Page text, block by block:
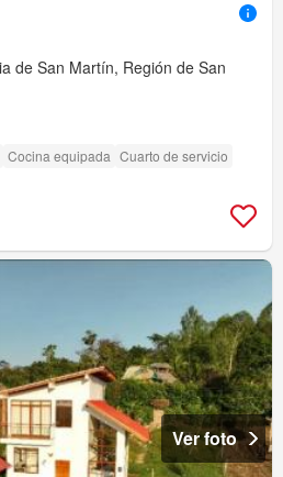
de San Martín, Región de San
Cocina equipada Cuarto de servicio
Ver foto